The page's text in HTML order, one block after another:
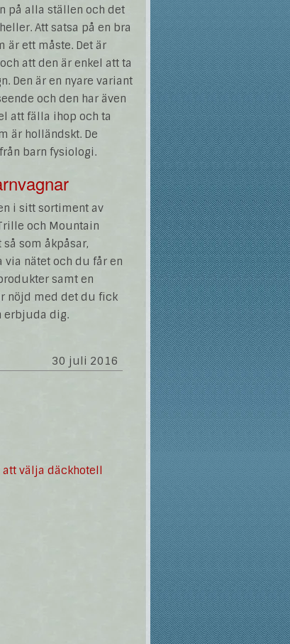
på alla ställen och det
Att satsa på en bra
är ett måste. Det är
att den är enkel att ta
Den är en nyare variant
och den har även
att fälla ihop och ta
är holländskt. De
barn fysiologi.
i sitt sortiment av
och Mountain
som åkpåsar,
via nätet och du får en
samt en
nöjd med det du fick
erbjuda dig.
30 juli 2016
välja däckhotell